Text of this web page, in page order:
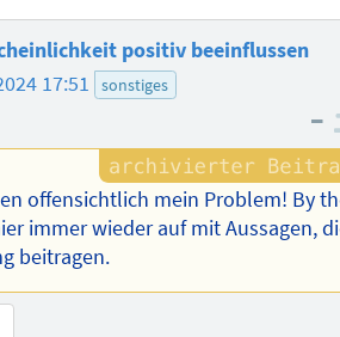
positiv beeinflussen
17:51 sonstiges
–
offensichtlich mein Problem! By
immer wieder auf mit Aussagen,
beitragen.